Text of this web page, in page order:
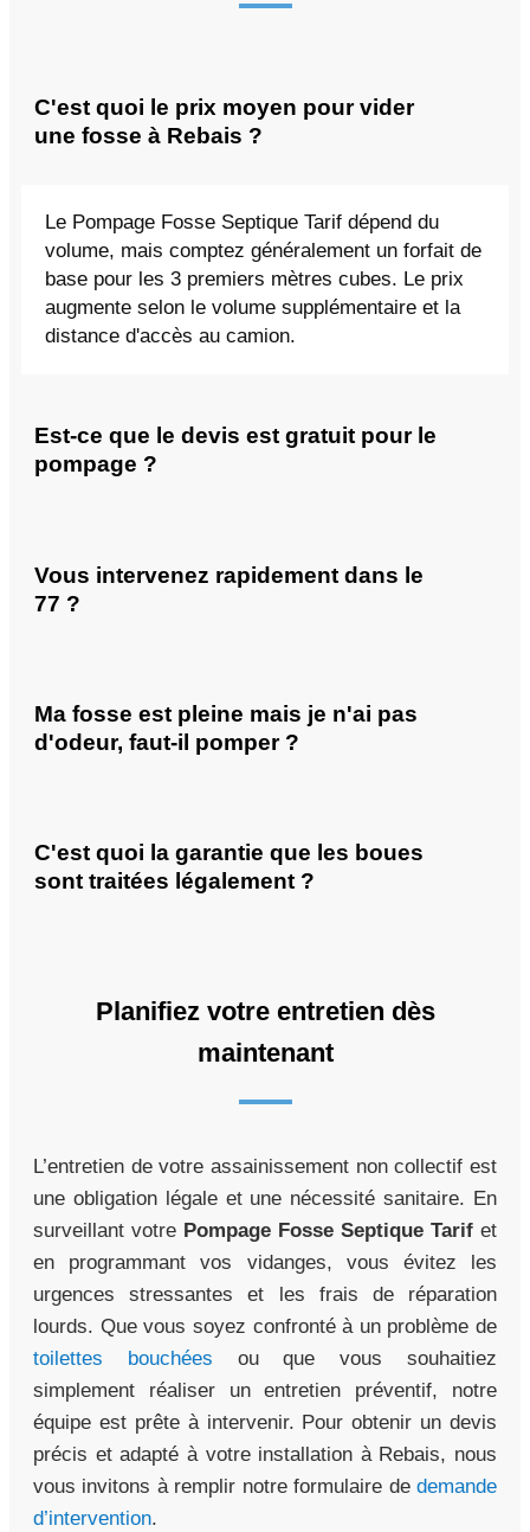
C'est quoi le prix moyen pour vider
une fosse à Rebais ?
Le Pompage Fosse Septique Tarif dépend du
volume, mais comptez généralement un forfait de
base pour les 3 premiers mètres cubes. Le prix
augmente selon le volume supplémentaire et la
distance d'accès au camion.
Est-ce que le devis est gratuit pour le
pompage ?
Vous intervenez rapidement dans le
77 ?
Ma fosse est pleine mais je n'ai pas
d'odeur, faut-il pomper ?
C'est quoi la garantie que les boues
sont traitées légalement ?
Planifiez votre entretien dès
maintenant
L’entretien de votre assainissement non collectif est
une obligation légale et une nécessité sanitaire. En
surveillant votre Pompage Fosse Septique Tarif et
en programmant vos vidanges, vous évitez les
urgences stressantes et les frais de réparation
lourds. Que vous soyez confronté à un problème de
toilettes bouchées ou que vous souhaitiez
simplement réaliser un entretien préventif, notre
équipe est prête à intervenir. Pour obtenir un devis
précis et adapté à votre installation à Rebais, nous
vous invitons à remplir notre formulaire de demande
d’intervention.